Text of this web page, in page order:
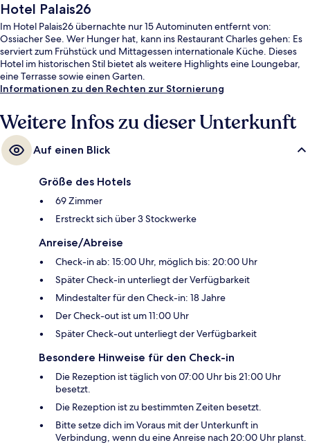
Hotel Palais26
Im Hotel Palais26 übernachte nur 15 Autominuten entfernt von:
Ossiacher See. Wer Hunger hat, kann ins Restaurant Charles gehen: Es
serviert zum Frühstück und Mittagessen internationale Küche. Dieses
Hotel im historischen Stil bietet als weitere Highlights eine Loungebar,
eine Terrasse sowie einen Garten.
Informationen zu den Rechten zur Stornierung
Weitere Infos zu dieser Unterkunft
Auf einen Blick
Größe des Hotels
69 Zimmer
Erstreckt sich über 3 Stockwerke
Anreise/Abreise
Check-in ab: 15:00 Uhr, möglich bis: 20:00 Uhr
Später Check-in unterliegt der Verfügbarkeit
Mindestalter für den Check-in: 18 Jahre
Der Check-out ist um 11:00 Uhr
Später Check-out unterliegt der Verfügbarkeit
Besondere Hinweise für den Check-in
Die Rezeption ist täglich von 07:00 Uhr bis 21:00 Uhr
besetzt.
Die Rezeption ist zu bestimmten Zeiten besetzt.
Bitte setze dich im Voraus mit der Unterkunft in
Verbindung, wenn du eine Anreise nach 20:00 Uhr planst.